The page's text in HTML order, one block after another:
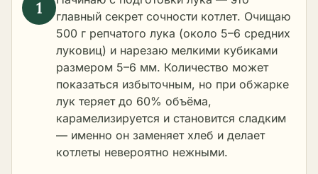
главный секрет сочности котлет. Очищаю
500 г репчатого лука (около 5–6 средних
луковиц) и нарезаю мелкими кубиками
размером 5–6 мм. Количество может
показаться избыточным, но при обжарке
лук теряет до 60% объёма,
карамелизируется и становится сладким
— именно он заменяет хлеб и делает
котлеты невероятно нежными.